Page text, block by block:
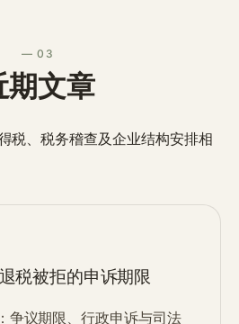
— 03
期文章
税、税务稽查及企业结构安排相
税被拒的申诉期限
争议期限、行政申诉与司法